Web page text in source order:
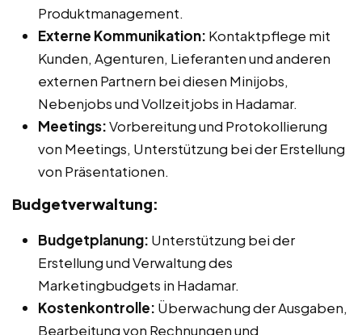
Produktmanagement.
Externe Kommunikation: Kontaktpflege mit
Kunden, Agenturen, Lieferanten und anderen
externen Partnern bei diesen Minijobs,
Nebenjobs und Vollzeitjobs in Hadamar.
Meetings:Vorbereitung und Protokollierung
von Meetings, Unterstützung bei der Erstellung
von Präsentationen.
Budgetverwaltung:
Budgetplanung: Unterstützung bei der
Erstellung und Verwaltung des
Marketingbudgets in Hadamar.
Kostenkontrolle: Überwachung der Ausgaben,
Bearbeitung von Rechnungen und